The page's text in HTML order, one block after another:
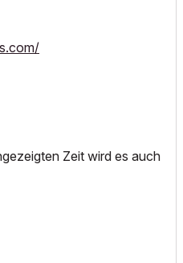
Zeit wird es auch